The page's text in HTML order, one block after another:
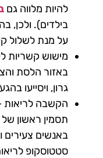
להיות מלווה גם
בילדים). ולכן,
על מנת לשלול
מישוש קשריות
באזור הלסת
גרון, ויסייעו
הקשבה לריאות
תסמין ראשון
באנשים צעירים
סטטוסקופ